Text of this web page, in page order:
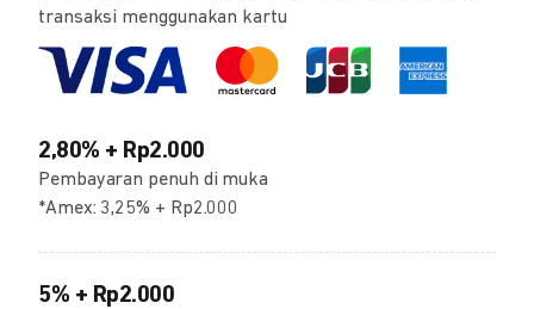
transaksi menggunakan kartu
2,80% + Rp2.000
Pembayaran penuh di muka
*Amex: 3,25% + Rp2.000
5% + Rp2.000